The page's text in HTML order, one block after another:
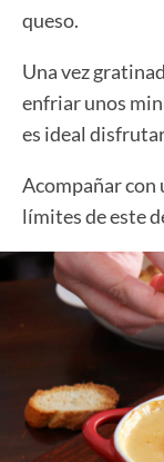
queso.
Una vez
enfriar unos
es ideal
Acompañar con
límites de este